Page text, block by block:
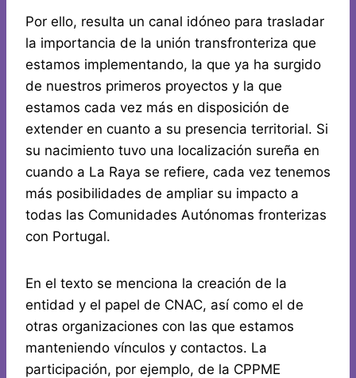
Por ello, resulta un canal idóneo para trasladar
la importancia de la unión transfronteriza que
estamos implementando, la que ya ha surgido
de nuestros primeros proyectos y la que
estamos cada vez más en disposición de
extender en cuanto a su presencia territorial. Si
su nacimiento tuvo una localización sureña en
cuando a La Raya se refiere, cada vez tenemos
más posibilidades de ampliar su impacto a
todas las Comunidades Autónomas fronterizas
con Portugal.
En el texto se menciona la creación de la
entidad y el papel de CNAC, así como el de
otras organizaciones con las que estamos
manteniendo vínculos y contactos. La
participación, por ejemplo, de la CPPME